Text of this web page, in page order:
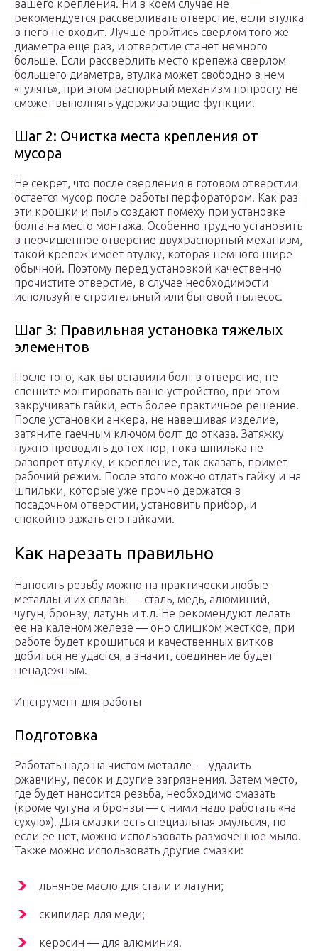
вашего крепления. Ни в коем случае не
рекомендуется рассверливать отверстие, если втулка
в него не входит. Лучше пройтись сверлом того же
диаметра еще раз, и отверстие станет немного
больше. Если рассверлить место крепежа сверлом
большего диаметра, втулка может свободно в нем
«гулять», при этом распорный механизм попросту не
сможет выполнять удерживающие функции.
Шаг 2: Очистка места крепления от
мусора
Не секрет, что после сверления в готовом отверстии
остается мусор после работы перфоратором. Как раз
эти крошки и пыль создают помеху при установке
болта на место монтажа. Особенно трудно установить
в неочищенное отверстие двухраспорный механизм,
такой крепеж имеет втулку, которая немного шире
обычной. Поэтому перед установкой качественно
прочистите отверстие, в случае необходимости
используйте строительный или бытовой пылесос.
Шаг 3: Правильная установка тяжелых
элементов
После того, как вы вставили болт в отверстие, не
спешите монтировать ваше устройство, при этом
закручивать гайки, есть более практичное решение.
После установки анкера, не навешивая изделие,
затяните гаечным ключом болт до отказа. Затяжку
нужно проводить до тех пор, пока шпилька не
разопрет втулку, и крепление, так сказать, примет
рабочий режим. После этого можно отдать гайку и на
шпильки, которые уже прочно держатся в
посадочном отверстии, установить прибор, и
спокойно зажать его гайками.
Как нарезать правильно
Наносить резьбу можно на практически любые
металлы и их сплавы — сталь, медь, алюминий,
чугун, бронзу, латунь и т.д. Не рекомендуют делать
ее на каленом железе — оно слишком жесткое, при
работе будет крошиться и качественных витков
добиться не удастся, а значит, соединение будет
ненадежным.
Инструмент для работы
Подготовка
Работать надо на чистом металле — удалить
ржавчину, песок и другие загрязнения. Затем место,
где будет наносится резьба, необходимо смазать
(кроме чугуна и бронзы — с ними надо работать «на
сухую»). Для смазки есть специальная эмульсия, но
если ее нет, можно использовать размоченное мыло.
Также можно использовать другие смазки:
льняное масло для стали и латуни;
скипидар для меди;
керосин — для алюминия.